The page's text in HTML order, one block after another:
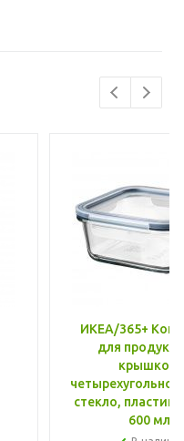
ИКЕА/365+
для
крышкой,
стекло, пластик
600 мл